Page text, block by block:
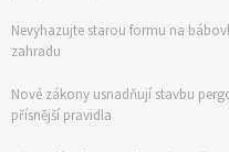
Nevyhazujte starou formu na
zahradu
Nové zákony usnadňují stavbu
přísnější pravidla